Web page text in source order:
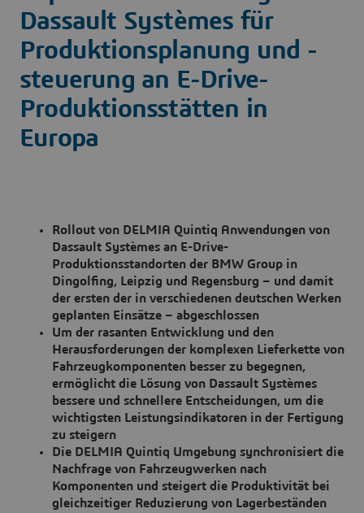
Dassault Systèmes für
Produktionsplanung und -
steuerung an E-Drive-
Produktionsstätten in
Europa
Rollout von DELMIA Quintiq Anwendungen von
Dassault Systèmes an E-Drive-
Produktionsstandorten der BMW Group in
Dingolfing, Leipzig und Regensburg – und damit
der ersten der in verschiedenen deutschen Werken
geplanten Einsätze – abgeschlossen
Um der rasanten Entwicklung und den
Herausforderungen der komplexen Lieferkette von
Fahrzeugkomponenten besser zu begegnen,
ermöglicht die Lösung von Dassault Systèmes
bessere und schnellere Entscheidungen, um die
wichtigsten Leistungsindikatoren in der Fertigung
zu steigern
Die DELMIA Quintiq Umgebung synchronisiert die
Nachfrage von Fahrzeugwerken nach
Komponenten und steigert die Produktivität bei
gleichzeitiger Reduzierung von Lagerbeständen